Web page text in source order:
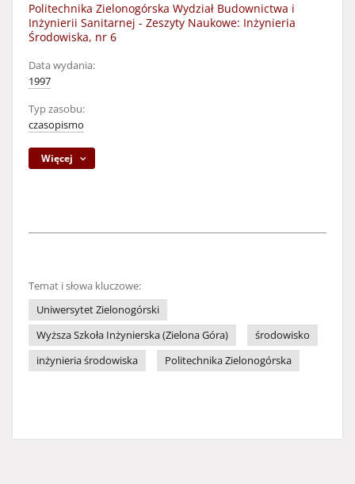
Politechnika Zielonogórska Wydział Budownictwa i
Inżynierii Sanitarnej - Zeszyty Naukowe: Inżynieria
Środowiska, nr 6
Data wydania:
1997
Typ zasobu:
czasopismo
Więcej
Temat i słowa kluczowe:
Uniwersytet Zielonogórski
Wyższa Szkoła Inżynierska (Zielona Góra)
środowisko
inżynieria środowiska
Politechnika Zielonogórska